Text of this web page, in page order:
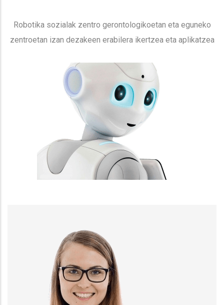
Robotika sozialak zentro gerontologikoetan eta eguneko
zentroetan izan dezakeen erabilera ikertzea eta aplikatzea